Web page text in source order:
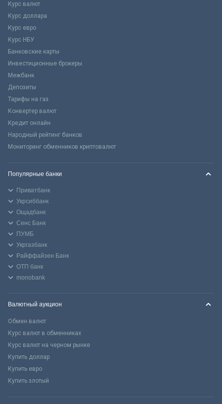
Курс валют
Курс доллара
Курс евро
Курс НБУ
Банковские карты
Инвестиционные брокеры
Межбанк
Депозиты
Тарифы на газ
Конвертер валют
Кредит онлайн
Народный рейтинг банков
Мониторинг обменников криптовалют
Популярные банки
Приватбанк
Укрсиббанк
Ощадбанк
Сенс Банк
ПУМБ
Укргазбанк
Райффайзен Банк
ОТП банк
monobank
Валютный аукцион
Обмен валют
Курс валют в обменниках
Курс валют на черном рынке
Купить доллар
Купить евро
Купить злотый